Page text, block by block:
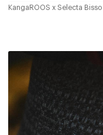
KangaROOS x Selecta